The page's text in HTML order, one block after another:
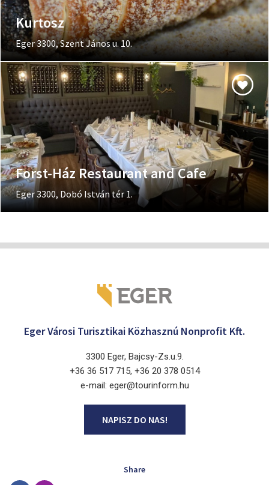
Kurtosz
Eger 3300, Szent János u. 10.
Forst-Ház Restaurant and Cafe
Eger 3300, Dobó István tér 1.
Eger Városi Turisztikai Közhasznú Nonprofit Kft.
3300 Eger, Bajcsy-Zs.u.9.
+36 36 517 715, +36 20 378 0514
e-mail: eger@tourinform.hu
NAPISZ DO NAS!
Share